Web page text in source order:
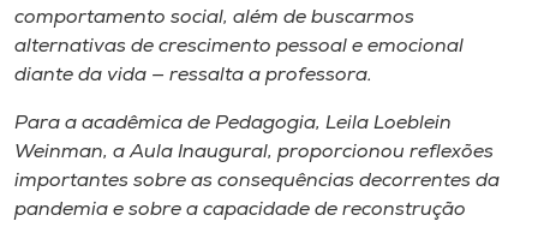
comportamento social, além de buscarmos
alternativas de crescimento pessoal e emocional
diante da vida — ressalta a professora.
Para a acadêmica de Pedagogia, Leila Loeblein
Weinman, a Aula Inaugural, proporcionou reflexões
importantes sobre as consequências decorrentes da
pandemia e sobre a capacidade de reconstrução